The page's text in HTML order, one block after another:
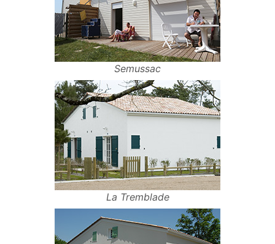
Semussac
La Tremblade